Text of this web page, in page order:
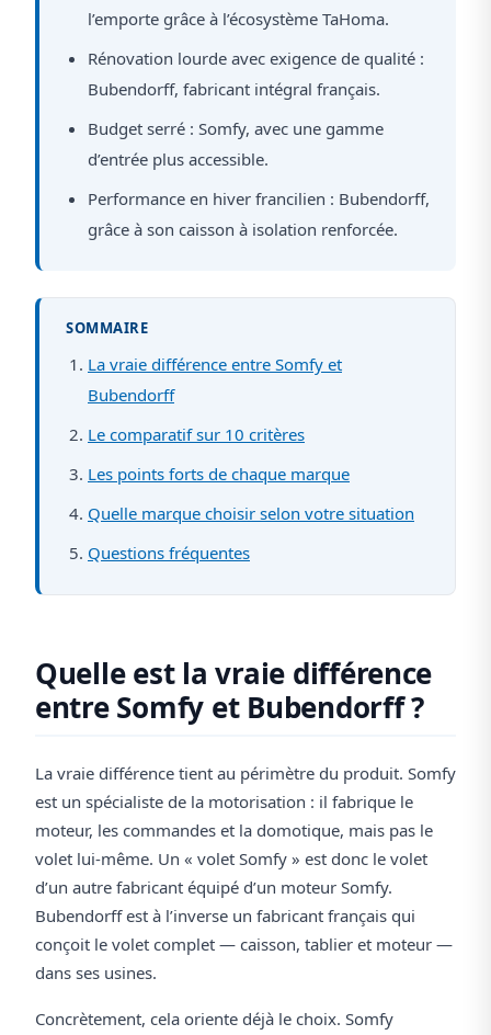
l’emporte grâce à l’écosystème TaHoma.
Rénovation lourde avec exigence de qualité :
Bubendorff, fabricant intégral français.
Budget serré : Somfy, avec une gamme
d’entrée plus accessible.
Performance en hiver francilien : Bubendorff,
grâce à son caisson à isolation renforcée.
SOMMAIRE
La vraie différence entre Somfy et
Bubendorff
Le comparatif sur 10 critères
Les points forts de chaque marque
Quelle marque choisir selon votre situation
Questions fréquentes
Quelle est la vraie différence
entre Somfy et Bubendorff ?
La vraie différence tient au périmètre du produit. Somfy
est un spécialiste de la motorisation : il fabrique le
moteur, les commandes et la domotique, mais pas le
volet lui-même. Un « volet Somfy » est donc le volet
d’un autre fabricant équipé d’un moteur Somfy.
Bubendorff est à l’inverse un fabricant français qui
conçoit le volet complet — caisson, tablier et moteur —
dans ses usines.
Concrètement, cela oriente déjà le choix. Somfy